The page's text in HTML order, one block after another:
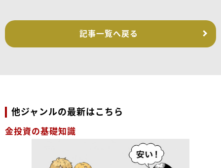
記事一覧へ戻る
他ジャンルの最新はこちら
金投資の基礎知識